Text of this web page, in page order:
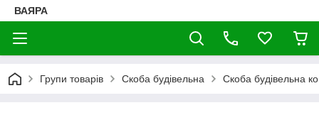
ВАЯРА
Групи товарів Скоба будівельна Скоба будівельна